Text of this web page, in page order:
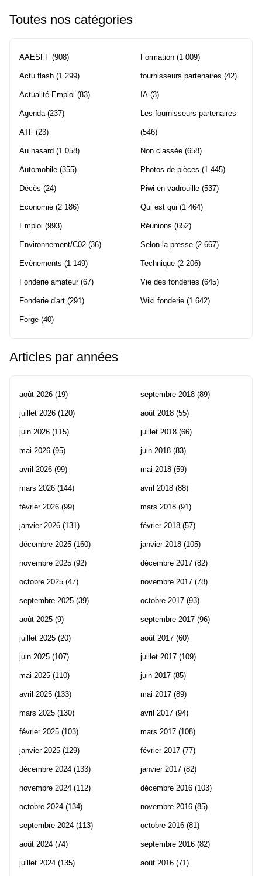
Toutes nos catégories
AAESFF (908)
Actu flash (1 299)
Actualité Emploi (83)
Agenda (237)
ATF (23)
Au hasard (1 058)
Automobile (355)
Décès (24)
Economie (2 186)
Emploi (993)
Environnement/C02 (36)
Evènements (1 149)
Fonderie amateur(67)
Fonderie d'art (291)
Forge (40)
Formation (1 009)
fournisseurs partenaires (42)
IA (3)
Les fournisseurs partenaires
(546)
Non classée (658)
Photos de pièces (1 445)
Piwi en vadrouille (537)
Qui est qui (1 464)
Réunions (652)
Selon la presse (2 667)
Technique (2 206)
Vie des fonderies (645)
Wiki fonderie (1 642)
Articles par années
août 2026 (19)
juillet 2026 (120)
juin 2026 (115)
mai 2026 (95)
avril 2026 (99)
mars 2026 (144)
février 2026 (99)
janvier 2026 (131)
décembre 2025 (160)
novembre 2025 (92)
octobre 2025 (47)
septembre 2025 (39)
août 2025 (9)
juillet 2025 (20)
juin 2025 (107)
mai 2025 (110)
avril 2025 (133)
mars 2025 (130)
février 2025 (103)
janvier 2025 (129)
décembre 2024 (133)
novembre 2024 (112)
octobre 2024 (134)
septembre 2024 (113)
août 2024 (74)
juillet 2024 (135)
septembre 2018 (89)
août 2018 (55)
juillet 2018 (66)
juin 2018 (83)
mai 2018 (59)
avril 2018 (88)
mars 2018 (91)
février 2018 (57)
janvier 2018 (105)
décembre 2017 (82)
novembre 2017 (78)
octobre 2017 (93)
septembre 2017 (96)
août 2017 (60)
juillet 2017 (109)
juin 2017 (85)
mai 2017 (89)
avril 2017 (94)
mars 2017 (108)
février 2017 (77)
janvier 2017 (82)
décembre 2016 (103)
novembre 2016 (85)
octobre 2016 (81)
septembre 2016 (82)
août 2016 (71)